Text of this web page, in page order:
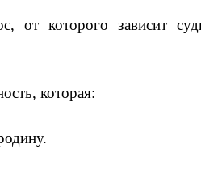
от которого зависит
которая: